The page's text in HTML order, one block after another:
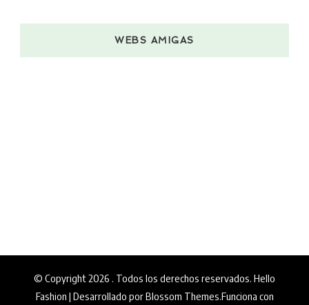
WEBS AMIGAS
© Copyright 2026 . Todos los derechos reservados. Hello
Fashion | Desarrollado porBlossom Themes .Funciona con